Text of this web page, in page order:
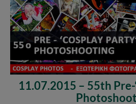
11.07.2015 – 55th Pre-